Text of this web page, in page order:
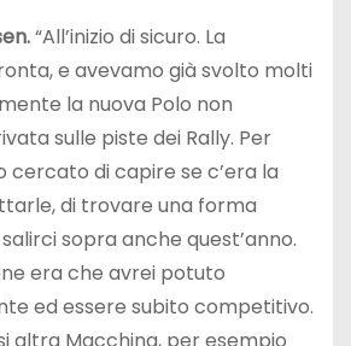
“All’inizio di sicuro. La
e avevamo già svolto molti
la nuova Polo non
sulle piste dei Rally. Per
cercato di capire se c’era la
di trovare una forma
sopra anche quest’anno.
era che avrei potuto
ed essere subito competitivo.